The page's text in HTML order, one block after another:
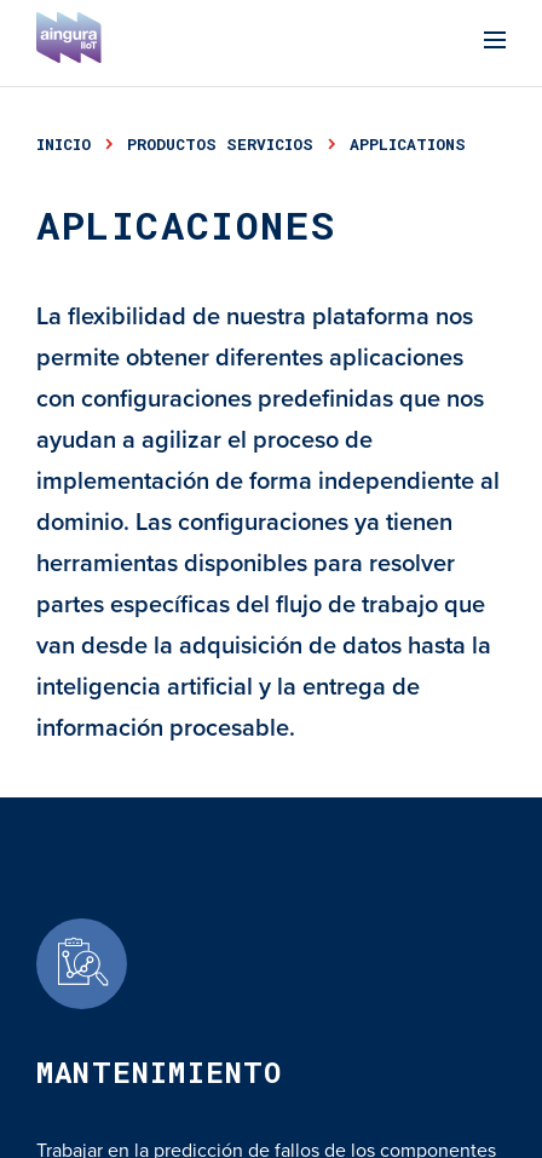
INICIO PRODUCTOS SERVICIOS APPLICATIONS
APLICACIONES
La flexibilidad de nuestra plataforma nos
permite obtener diferentes aplicaciones
con configuraciones predefinidas que nos
ayudan a agilizar el proceso de
implementación de forma independiente al
dominio. Las configuraciones ya tienen
herramientas disponibles para resolver
partes específicas del flujo de trabajo que
van desde la adquisición de datos hasta la
inteligencia artificial y la entrega de
información procesable.
MANTENIMIENTO
Trabajar en la predicción de fallos de los componentes